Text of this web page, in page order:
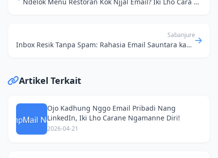
Sabanjure
Inbox Resik Tanpa Spam: Rahasia Email Sauntara kanggo Langganan Newsletter
Artikel Terkait
Ojo Kadhung Nggo Email Pribadi Nang
LinkedIn, Iki Lho Carane Ngamanne Diri!
2026-04-21